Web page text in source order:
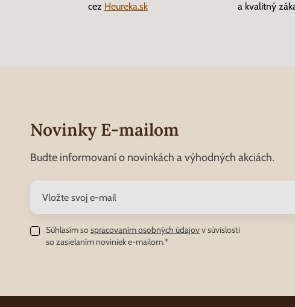
cez Heureka.sk
a kvalitný
Novinky E-mailom
Budte informovaní o novinkách a výhodných akciách.
Súhlasím sospracovaním osobných údajovv súvislosti
so zasielaním noviniek e-mailom.*